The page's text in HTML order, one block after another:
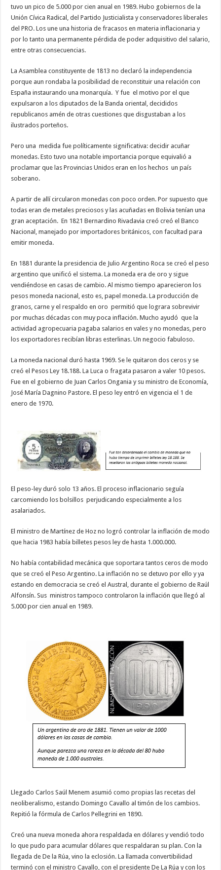
tuvo un pico de 5.000 por cien anual en 1989. Hubo gobiernos de la
Unión Cívica Radical, del Partido Justicialista y conservadores liberales
del PRO. Los une una historia de fracasos en materia inflacionaria y
por lo tanto una permanente pérdida de poder adquisitivo del salario,
entre otras consecuencias.
La Asamblea constituyente de 1813 no declaró la independencia
porque aun rondaba la posibilidad de reconstituir una relación con
España instaurando una monarquía. Y fue el motivo por el que
expulsaron a los diputados de la Banda oriental, decididos
republicanos amén de otras cuestiones que disgustaban a los
ilustrados porteños.
Pero una medida fue políticamente significativa: decidir acuñar
monedas. Esto tuvo una notable importancia porque equivalió a
proclamar que las Provincias Unidos eran en los hechos un país
soberano.
A partir de allí circularon monedas con poco orden. Por supuesto que
todas eran de metales preciosos y las acuñadas en Bolivia tenían una
gran aceptación. En 1821 Bernardino Rivadavia creó creó el Banco
Nacional, manejado por importadores británicos, con facultad para
emitir moneda.
En 1881 durante la presidencia de Julio Argentino Roca se creó el peso
argentino que unificó el sistema. La moneda era de oro y sigue
vendiéndose en casas de cambio. Al mismo tiempo aparecieron los
pesos moneda nacional, esto es, papel moneda. La producción de
granos, carne y el respaldo en oro permitió que lograra sobrevivir
por muchas décadas con muy poca inflación. Mucho ayudó que la
actividad agropecuaria pagaba salarios en vales y no monedas, pero
los exportadores recibían libras esterlinas. Un negocio fabuloso.
La moneda nacional duró hasta 1969. Se le quitaron dos ceros y se
creó el Pesos Ley 18.188. La Luca o fragata pasaron a valer 10 pesos.
Fue en el gobierno de Juan Carlos Ongania y su ministro de Economía,
José María Dagnino Pastore. El peso ley entró en vigencia el 1 de
enero de 1970.
El peso-ley duró solo 13 años. El proceso inflacionario seguía
carcomiendo los bolsillos perjudicando especialmente a los
asalariados.
El ministro de Martínez de Hoz no logró controlar la inflación de modo
que hacia 1983 había billetes pesos ley de hasta 1.000.000.
No había contabilidad mecánica que soportara tantos ceros de modo
que se creó el Peso Argentino. La inflación no se detuvo por ello y ya
estando en democracia se creó el Austral, durante el gobierno de Raúl
Alfonsín. Sus ministros tampoco controlaron la inflación que llegó al
5.000 por cien anual en 1989.
Llegado Carlos Saúl Menem asumió como propias las recetas del
neoliberalismo, estando Domingo Cavallo al timón de los cambios.
Repitió la fórmula de Carlos Pellegrini en 1890.
Creó una nueva moneda ahora respaldada en dólares y vendió todo
lo que pudo para acumular dólares que respaldaran su plan. Con la
llegada de De la Rúa, vino la eclosión. La llamada convertibilidad
terminó con el ministro Cavallo, con el presidente De La Rúa y con los